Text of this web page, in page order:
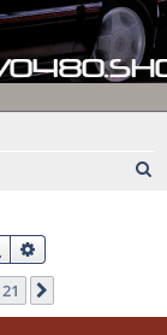
Rechercher
21